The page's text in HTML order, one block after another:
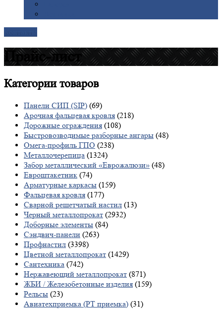
Прайс-лист
Категориитоваров
Панели СИП (SIP) (69)
Арочная фальцевая кровля (218)
Дорожные ограждения (108)
Быстровозводимые разборные ангары (48)
Омега-профиль ГПО (238)
Металлочерепица (1324)
Забор металлический «Еврожалюзи» (48)
Евроштакетник (74)
Арматурные каркасы (159)
Фальцевая кровля (177)
Сварной решетчатый настил (13)
Черный металлопрокат (2932)
Доборные элементы (84)
Сэндвич-панели (263)
Профнастил (3398)
Цветной металлопрокат (1429)
Сантехника (742)
Нержавеющий металлопрокат (871)
ЖБИ / Железобетонные изделия (159)
Рельсы (23)
Авиатехприемка (РТ приемка) (31)